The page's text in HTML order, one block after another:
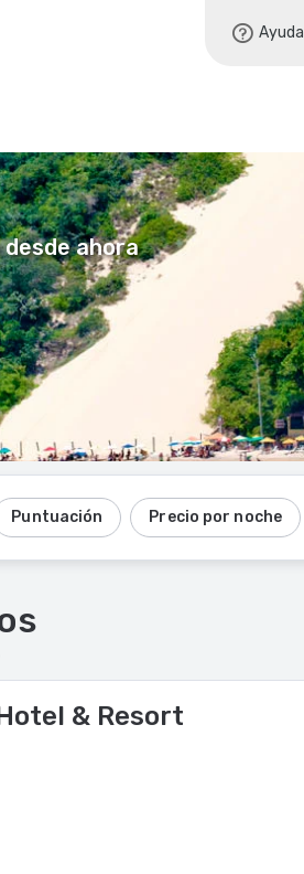
Ayuda
ahora
Puntuación Precio por noche
& Resort